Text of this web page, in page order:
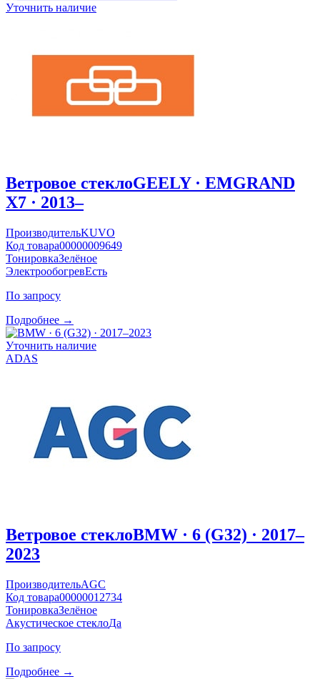
Уточнить наличие
Ветровое стеклоGEELY · EMGRAND
X7 · 2013–
ПроизводительKUVO
Код товара00000009649
ТонировкаЗелёное
ЭлектрообогревЕсть
По запросу
Подробнее →
Уточнить наличие
ADAS
Ветровое стеклоBMW · 6 (G32) · 2017–
2023
ПроизводительAGC
Код товара00000012734
ТонировкаЗелёное
Акустическое стеклоДа
По запросу
Подробнее →